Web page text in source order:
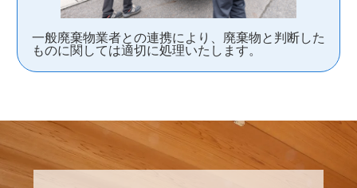
一般廃棄物業者との連携により、廃棄物と判断した
ものに関しては適切に処理いたします。